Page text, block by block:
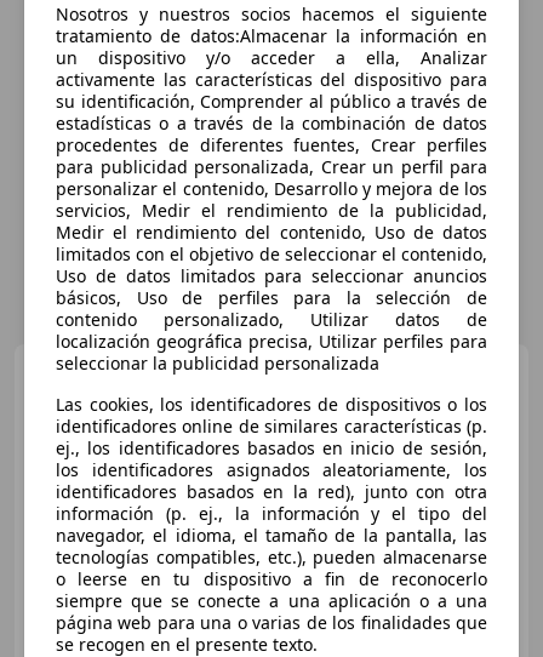
MINI Cooper SD
€ 11.047
Buenprecio
02/2015 133.832 km Diésel 105 kW (143 CV)
Nosotros y nuestros socios hacemos el siguiente
tratamiento de datos:Almacenar la información en
un dispositivo y/o acceder a ella, Analizar
activamente las características del dispositivo para
su identificación, Comprender al público a través de
estadísticas o a través de la combinación de datos
procedentes de diferentes fuentes, Crear perfiles
para publicidad personalizada, Crear un perfil para
personalizar el contenido, Desarrollo y mejora de los
servicios, Medir el rendimiento de la publicidad,
Medir el rendimiento del contenido, Uso de datos
limitados con el objetivo de seleccionar el contenido,
Uso de datos limitados para seleccionar anuncios
básicos, Uso de perfiles para la selección de
contenido personalizado, Utilizar datos de
localización geográfica precisa, Utilizar perfiles para
seleccionar la publicidad personalizada
Las cookies, los identificadores de dispositivos o los
identificadores online de similares características (p.
ej., los identificadores basados en inicio de sesión,
los identificadores asignados aleatoriamente, los
identificadores basados en la red), junto con otra
información (p. ej., la información y el tipo del
navegador, el idioma, el tamaño de la pantalla, las
tecnologías compatibles, etc.), pueden almacenarse
o leerse en tu dispositivo a fin de reconocerlo
siempre que se conecte a una aplicación o a una
página web para una o varias de los finalidades que
se recogen en el presente texto.